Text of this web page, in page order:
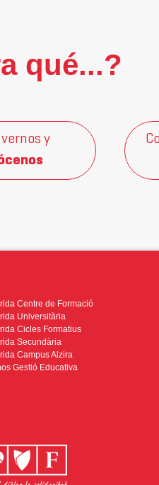
qué...?
vernos y
Centre de Formació
Universitària
Cicles Formatius
Secundària
Campus Alzira
Gestió Educativa